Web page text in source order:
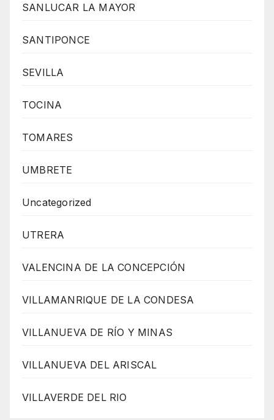
SANLUCAR LA MAYOR
SANTIPONCE
SEVILLA
TOCINA
TOMARES
UMBRETE
Uncategorized
UTRERA
VALENCINA DE LA CONCEPCIÓN
VILLAMANRIQUE DE LA CONDESA
VILLANUEVA DE RÍO Y MINAS
VILLANUEVA DEL ARISCAL
VILLAVERDE DEL RIO